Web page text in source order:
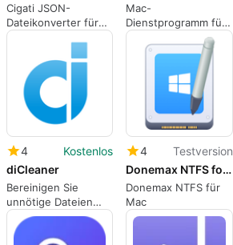
Cigati JSON-
Dateikonverter für
Mac konvertiert
Tabellenkalkulationen
und Dokumente
Mac-
Dienstprogramm für
die Migration von
Postfächern
zwischen Office
365-Mandanten
4
Kostenlos
diCleaner
Bereinigen Sie
unnötige Dateien
und verwalten Sie
den Speicherplatz
4
Testversion
Donemax NTFS for Mac
Donemax NTFS für
Mac